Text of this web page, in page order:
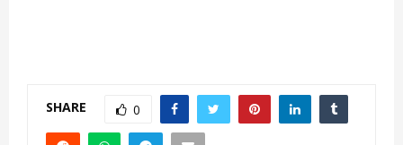
SHARE 0